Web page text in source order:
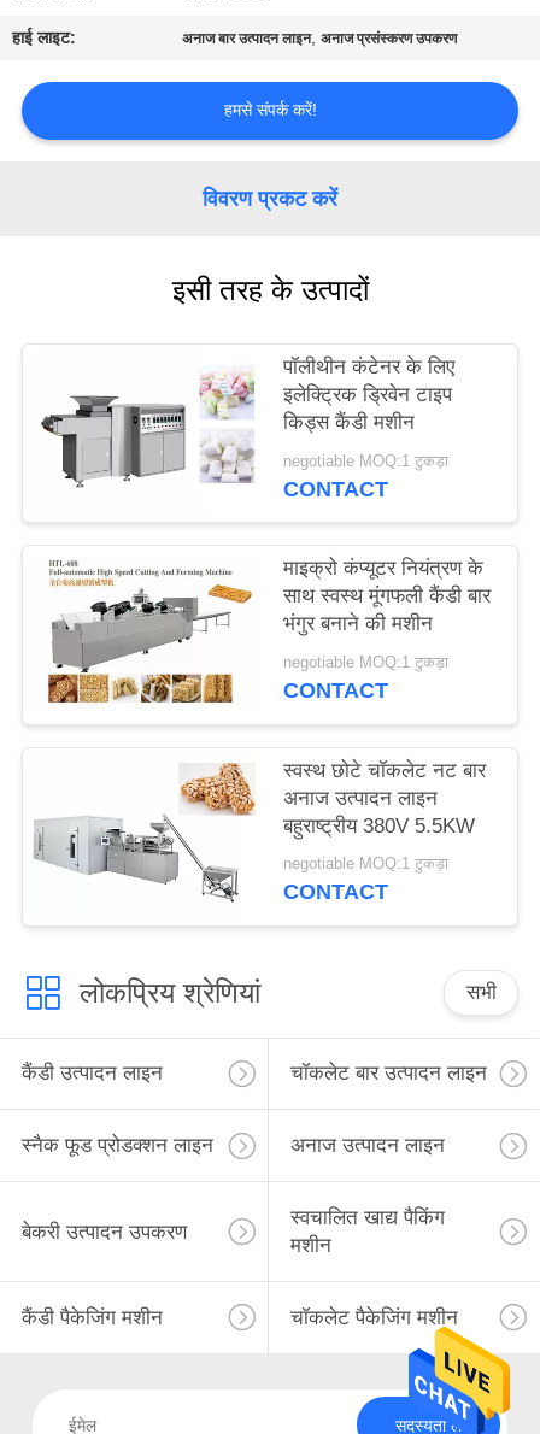
उद्धरण
की
PRIVACY
POLICY
हाई लाइट: अनाज बार उत्पादन लाइन,अनाज प्रसंस्करण उपकरण
हमसे संपर्क करें!
विवरण प्रकट करें
इसी तरह के उत्पादों
पॉलीथीन कंटेनर के लिए
इलेक्ट्रिक ड्रिवेन टाइप
किड्स कैंडी मशीन
negotiable MOQ:1 टुकड़ा
CONTACT
माइक्रो कंप्यूटर नियंत्रण के
साथ स्वस्थ मूंगफली कैंडी बार
भंगुर बनाने की मशीन
negotiable MOQ:1 टुकड़ा
CONTACT
स्वस्थ छोटे चॉकलेट नट बार
अनाज उत्पादन लाइन
बहुराष्ट्रीय 380V 5.5KW
negotiable MOQ:1 टुकड़ा
CONTACT
लोकप्रिय श्रेणियां सभी
कैंडी उत्पादन लाइन चॉकलेट बार उत्पादन लाइन
स्नैक फूड प्रोडक्शन लाइन अनाज उत्पादन लाइन
बेकरी उत्पादन उपकरण
स्वचालित खाद्य पैकिंग
मशीन
कैंडी पैकेजिंग मशीन चॉकलेट पैकेजिंग मशीन
सदस्यता लें